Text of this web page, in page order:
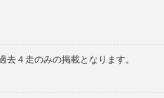
４走のみの掲載となります。